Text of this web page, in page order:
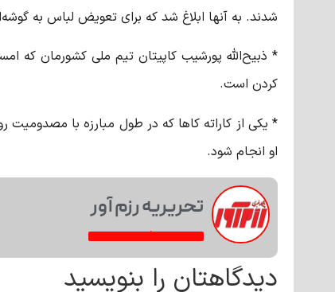
شدند. به آنها ابلاغ شد که برای تعویض لباس به
* ذبیح‌الله پورشیبکاپیتان تیم ملی کشورمان که
کردن است.
* یکی از کاراته کاها که در طول مبارزه با مصدومیت
او انجام شود.
تحریریه رزم آور
مشاهده همه فعالیت‌های خبری
دیدگاهتان را بنویسید